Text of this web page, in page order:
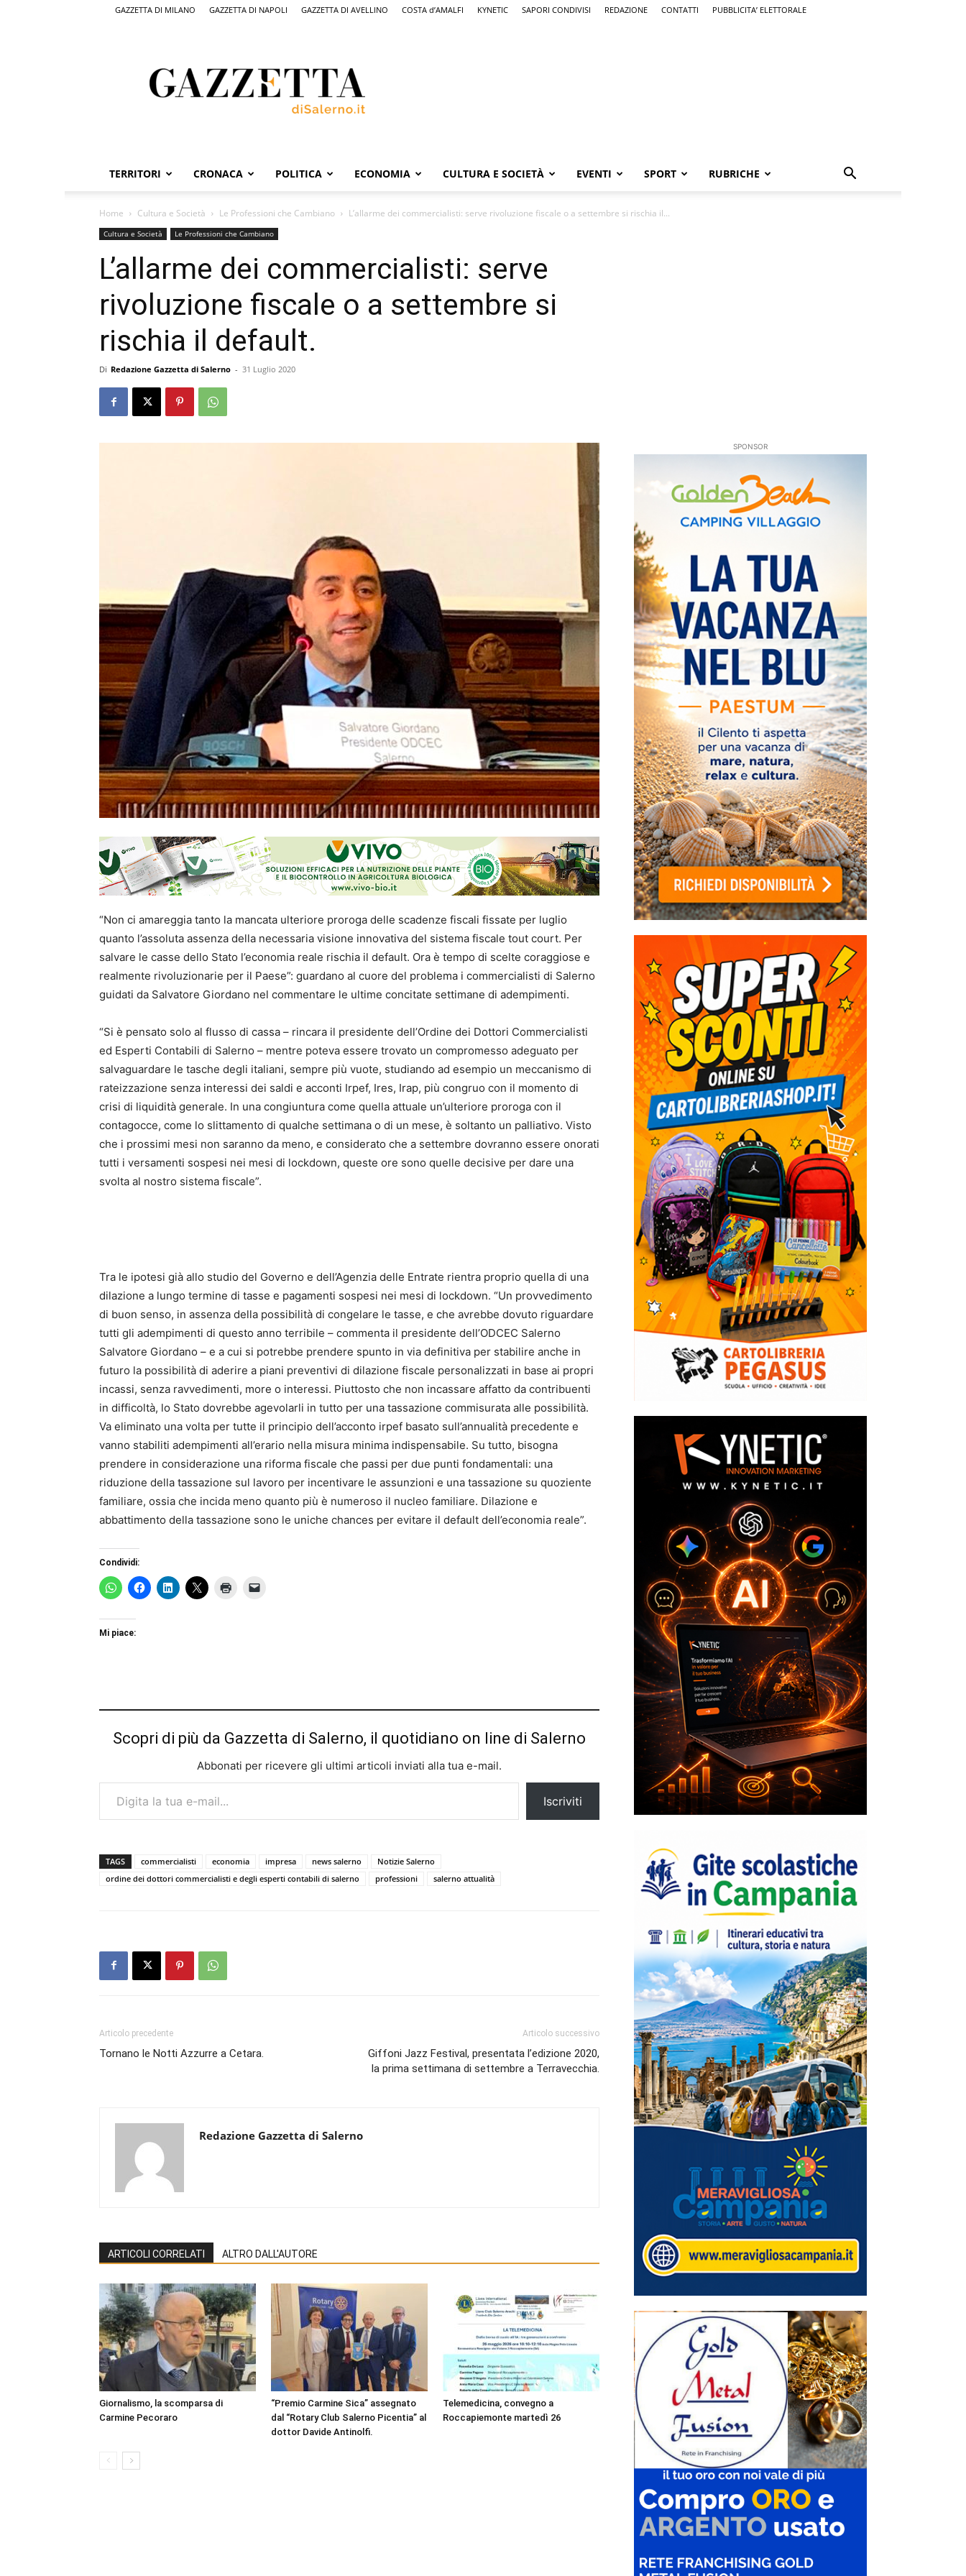
GAZZETTA DI MILANO GAZZETTA DI NAPOLI GAZZETTA DI AVELLINO COSTA d’AMALFI KYNETIC SAPORI CONDIVISI REDAZIONE CONTATTI PUBBLICITA’ ELETTORALE
Salerno,
il
quotidiano
Salerno
TERRITORI CRONACA POLITICA ECONOMIA CULTURA E SOCIETÀ EVENTI SPORT RUBRICHE
Home Cultura e Società Le Professioni che Cambiano L’allarme dei commercialisti: serve rivoluzione fiscale o a settembre si rischia il...
Cultura e Società Le Professioni che Cambiano
L’allarme dei commercialisti: serve
rivoluzione fiscale o a settembre si
rischia il default.
Di Redazione Gazzetta di Salerno - 31 Luglio 2020
“Non ci amareggia tanto la mancata ulteriore proroga delle scadenze fiscali fissate per luglio
quanto l’assoluta assenza della necessaria visione innovativa del sistema fiscale tout court. Per
salvare le casse dello Stato l’economia reale rischia il default. Ora è tempo di scelte coraggiose e
realmente rivoluzionarie per il Paese”: guardano al cuore del problema i commercialisti di Salerno
guidati da Salvatore Giordano nel commentare le ultime concitate settimane di adempimenti.
“Si è pensato solo al flusso di cassa – rincara il presidente dell’Ordine dei Dottori Commercialisti
ed Esperti Contabili di Salerno – mentre poteva essere trovato un compromesso adeguato per
salvaguardare le tasche degli italiani, sempre più vuote, studiando ad esempio un meccanismo di
rateizzazione senza interessi dei saldi e acconti Irpef, Ires, Irap, più congruo con il momento di
crisi di liquidità generale. In una congiuntura come quella attuale un’ulteriore proroga con il
contagocce, come lo slittamento di qualche settimana o di un mese, è soltanto un palliativo. Visto
che i prossimi mesi non saranno da meno, e considerato che a settembre dovranno essere onorati
tutti i versamenti sospesi nei mesi di lockdown, queste ore sono quelle decisive per dare una
svolta al nostro sistema fiscale”.
Tra le ipotesi già allo studio del Governo e dell’Agenzia delle Entrate rientra proprio quella di una
dilazione a lungo termine di tasse e pagamenti sospesi nei mesi di lockdown. “Un provvedimento
di buon senso, in assenza della possibilità di congelare le tasse, e che avrebbe dovuto riguardare
tutti gli adempimenti di questo anno terribile – commenta il presidente dell’ODCEC Salerno
Salvatore Giordano – e a cui si potrebbe prendere spunto in via definitiva per stabilire anche in
futuro la possibilità di aderire a piani preventivi di dilazione fiscale personalizzati in base ai propri
incassi, senza ravvedimenti, more o interessi. Piuttosto che non incassare affatto da contribuenti
in difficoltà, lo Stato dovrebbe agevolarli in tutto per una tassazione commisurata alle possibilità.
Va eliminato una volta per tutte il principio dell’acconto irpef basato sull’annualità precedente e
vanno stabiliti adempimenti all’erario nella misura minima indispensabile. Su tutto, bisogna
prendere in considerazione una riforma fiscale che passi per due punti fondamentali: una
riduzione della tassazione sul lavoro per incentivare le assunzioni e una tassazione su quoziente
familiare, ossia che incida meno quanto più è numeroso il nucleo familiare. Dilazione e
abbattimento della tassazione sono le uniche chances per evitare il default dell’economia reale”.
Condividi:
Mi piace:
Scopri di più da Gazzetta di Salerno, il quotidiano on line di Salerno
Abbonati per ricevere gli ultimi articoli inviati alla tua e-mail.
Digita la tua e-mail...
Iscriviti
TAGS commercialisti economia impresa news salerno
Notizie Salerno
ordine dei dottori commercialisti e degli esperti contabili di salerno
professioni salerno attualità
Articolo precedente
Tornano le Notti Azzurre a Cetara.
Articolo successivo
Giffoni Jazz Festival, presentata l’edizione 2020,
la prima settimana di settembre a Terravecchia.
Redazione Gazzetta di Salerno
ARTICOLI CORRELATI ALTRO DALL'AUTORE
Giornalismo, la scomparsa di
Carmine Pecoraro
“Premio Carmine Sica” assegnato
dal “Rotary Club Salerno Picentia” al
dottor Davide Antinolfi.
Telemedicina, convegno a
Roccapiemonte martedì 26
SPONSOR